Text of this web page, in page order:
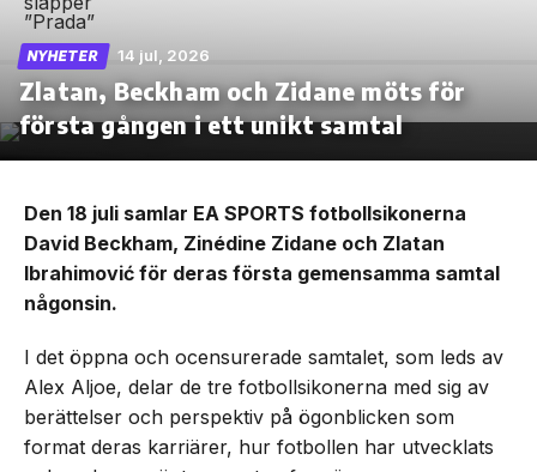
NYHETER 14 jul, 2026
Zlatan, Beckham och Zidane möts för
första gången i ett unikt samtal
Den 18 juli samlar EA SPORTS fotbollsikonerna
David Beckham, Zinédine Zidane och Zlatan
Ibrahimović för deras första gemensamma samtal
någonsin.
I det öppna och ocensurerade samtalet, som leds av
Alex Aljoe, delar de tre fotbollsikonerna med sig av
berättelser och perspektiv på ögonblicken som
format deras karriärer, hur fotbollen har utvecklats